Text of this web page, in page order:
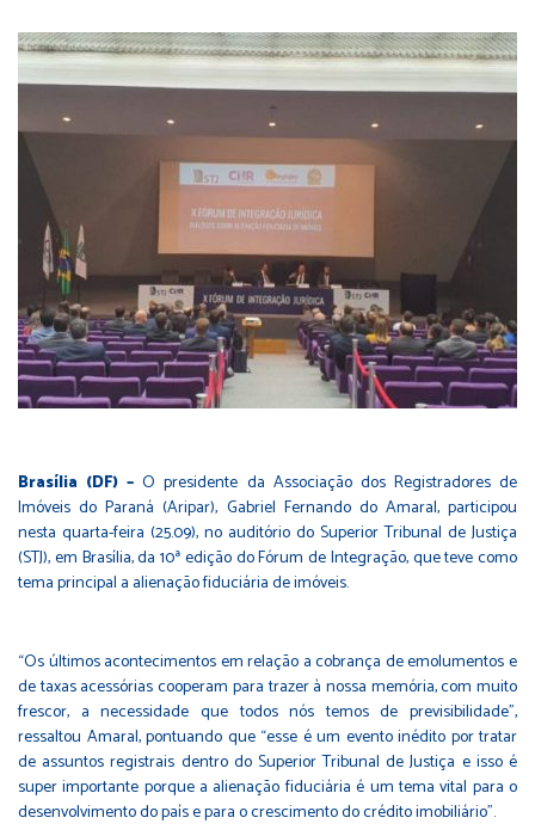
Brasília (DF) –O presidente da Associação dos Registradores de
Imóveis do Paraná (Aripar), Gabriel Fernando do Amaral, participou
nesta quarta-feira (25.09), no auditório do Superior Tribunal de Justiça
(STJ), em Brasília, da 10ª edição do Fórum de Integração, que teve como
tema principal a alienação fiduciária de imóveis.
“Os últimos acontecimentos em relação a cobrança de emolumentos e
de taxas acessórias cooperam para trazer à nossa memória, com muito
frescor, a necessidade que todos nós temos de previsibilidade”,
ressaltou Amaral, pontuando que “esse é um evento inédito por tratar
de assuntos registrais dentro do Superior Tribunal de Justiça e isso é
super importante porque a alienação fiduciária é um tema vital para o
desenvolvimento do país e para o crescimento do crédito imobiliário”.